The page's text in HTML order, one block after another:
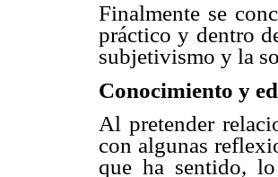
Finalmente se
práctico y dentro
subjetivismo y la
Conocimiento y
Al pretender
con algunas
que ha sentido,